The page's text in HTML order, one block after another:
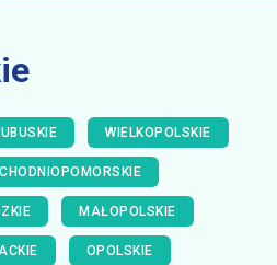
WIELKOPOLSKIE
MAŁOPOLSKIE
OPOLSKIE